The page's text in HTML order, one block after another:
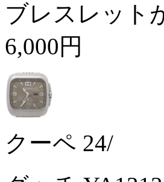
ブレスレット
6,000円
クーペ 24/